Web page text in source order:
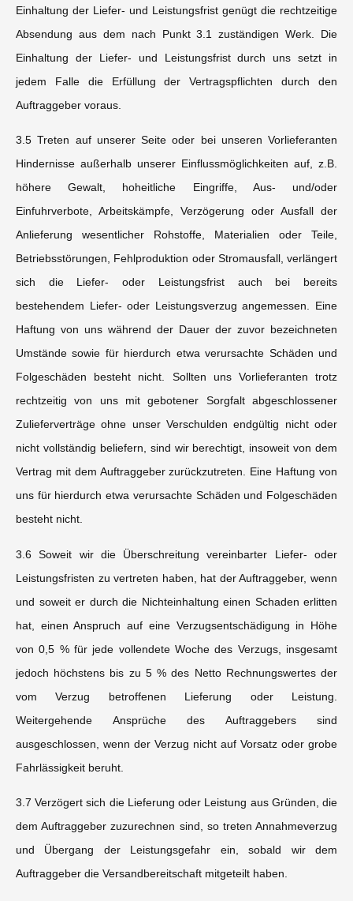
Einhaltung der Liefer- und Leistungsfrist genügt die rechtzeitige
Absendung aus dem nach Punkt 3.1 zuständigen Werk. Die
Einhaltung der Liefer- und Leistungsfrist durch uns setzt in
jedem Falle die Erfüllung der Vertragspflichten durch den
Auftraggeber voraus.
3.5 Treten auf unserer Seite oder bei unseren Vorlieferanten
Hindernisse außerhalb unserer Einflussmöglichkeiten auf, z.B.
höhere Gewalt, hoheitliche Eingriffe, Aus- und/oder
Einfuhrverbote, Arbeitskämpfe, Verzögerung oder Ausfall der
Anlieferung wesentlicher Rohstoffe, Materialien oder Teile,
Betriebsstörungen, Fehlproduktion oder Stromausfall, verlängert
sich die Liefer- oder Leistungsfrist auch bei bereits
bestehendem Liefer- oder Leistungsverzug angemessen. Eine
Haftung von uns während der Dauer der zuvor bezeichneten
Umstände sowie für hierdurch etwa verursachte Schäden und
Folgeschäden besteht nicht. Sollten uns Vorlieferanten trotz
rechtzeitig von uns mit gebotener Sorgfalt abgeschlossener
Zulieferverträge ohne unser Verschulden endgültig nicht oder
nicht vollständig beliefern, sind wir berechtigt, insoweit von dem
Vertrag mit dem Auftraggeber zurückzutreten. Eine Haftung von
uns für hierdurch etwa verursachte Schäden und Folgeschäden
besteht nicht.
3.6 Soweit wir die Überschreitung vereinbarter Liefer- oder
Leistungsfristen zu vertreten haben, hat der Auftraggeber, wenn
und soweit er durch die Nichteinhaltung einen Schaden erlitten
hat, einen Anspruch auf eine Verzugsentschädigung in Höhe
von 0,5 % für jede vollendete Woche des Verzugs, insgesamt
jedoch höchstens bis zu 5 % des Netto Rechnungswertes der
vom Verzug betroffenen Lieferung oder Leistung.
Weitergehende Ansprüche des Auftraggebers sind
ausgeschlossen, wenn der Verzug nicht auf Vorsatz oder grobe
Fahrlässigkeit beruht.
3.7 Verzögert sich die Lieferung oder Leistung aus Gründen, die
dem Auftraggeber zuzurechnen sind, so treten Annahmeverzug
und Übergang der Leistungsgefahr ein, sobald wir dem
Auftraggeber die Versandbereitschaft mitgeteilt haben.